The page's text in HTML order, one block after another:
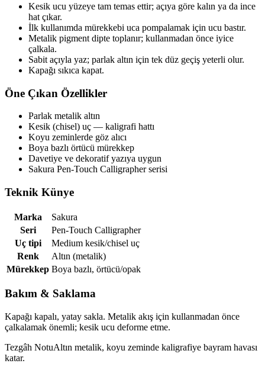
Kesik ucu yüzeye tam temas ettir; açıya göre kalın ya da ince
hat çıkar.
İlk kullanımda mürekkebi uca pompalamak için ucu bastır.
Metalik pigment dipte toplanır; kullanmadan önce iyice
çalkala.
Sabit açıyla yaz; parlak altın için tek düz geçiş yeterli olur.
Kapağı sıkıca kapat.
Öne Çıkan Özellikler
Parlak metalik altın
Kesik (chisel) uç — kaligrafi hattı
Koyu zeminlerde göz alıcı
Boya bazlı örtücü mürekkep
Davetiye ve dekoratif yazıya uygun
Sakura Pen-Touch Calligrapher serisi
Teknik Künye
Marka
Sakura
Seri
Pen-Touch Calligrapher
Uç tipi
Medium kesik/chisel uç
Renk
Altın (metalik)
Mürekkep Boya bazlı, örtücü/opak
Bakım & Saklama
Kapağı kapalı, yatay sakla. Metalik akış için kullanmadan önce
çalkalamak önemli; kesik ucu deforme etme.
Tezgâh NotuAltın metalik, koyu zeminde kaligrafiye bayram havası
katar.